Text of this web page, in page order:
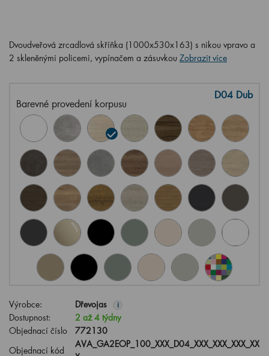
Dvoudveřová zrcadlová skříňka (1000x530x163) s nikou vpravo a
2 skleněnými policemi, vypínačem a zásuvkou Zobrazit více
Barevné provedení korpusu
D04 Dub
Výrobce: Dřevojas i
Dostupnost:
2 až 4 týdny
Objednací číslo
772130
Objednací kód
AVA_GA2EOP_100_XXX_D04_XXX_XXX_XXX_XX